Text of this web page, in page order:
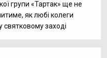
групи «Тартак» ще не
як любі колеги
святковому заході